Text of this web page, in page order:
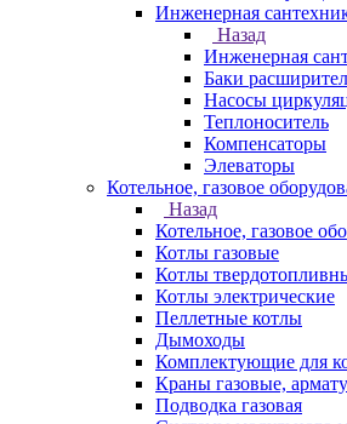
Инженерная
Назад
Инженерная
Баки
Насосы
Теплоноситель
Компенсаторы
Элеваторы
Котельное, газовое
Назад
Котельное, газовое
Котлы газовые
Котлы
Котлы электрические
Пеллетные котлы
Дымоходы
Комплектующие для
Краны газовые,
Подводка газовая